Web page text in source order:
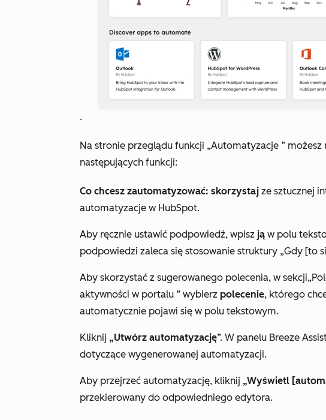
.
Na stronie przeglądu funkcji „Automatyzacje ”
następujących funkcji:
Co chcesz zautomatyzować: skorzystaj ze sztucznej
automatyzacje w HubSpot.
Aby ręcznie ustawić podpowiedź, wpisz ją w polu
podpowiedzi zaleca się stosowanie struktury „Gdy [to
Aby skorzystać z sugerowanego polecenia, w sekcji
aktywności w portalu ” wybierz polecenie, którego
automatycznie pojawi się w polu tekstowym.
Kliknij „Utwórz automatyzację”. W panelu Breeze
dotyczące wygenerowanej automatyzacji.
Aby przejrzeć automatyzację, kliknij „Wyświetl
przekierowany do odpowiedniego edytora.